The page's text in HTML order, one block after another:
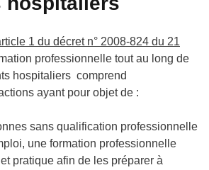
1 du décret n° 2008-824 du 21
professionnelle tout au long de
hospitaliers comprend
ayant pour objet de :
sans qualification professionnelle
une formation professionnelle
pratique afin de les préparer à